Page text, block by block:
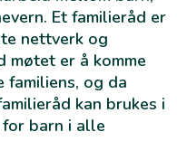
Et familieråd er
nettverk og
møtet er å komme
familiens, og da
kan brukes i
barn i alle